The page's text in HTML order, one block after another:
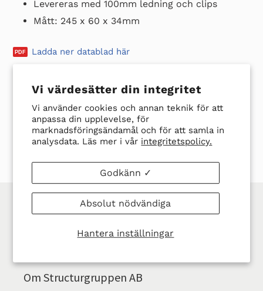
Vi värdesätter din integritet
Vi använder cookies och annan teknik för att
anpassa din upplevelse, för
marknadsföringsändamål och för att samla in
analysdata. Läs mer i vår integritetspolicy.
Hantera inställningar
Godkänn ✓
Absolut nödvändiga
Levereras med 100mm ledning och clips
Mått: 245 x 60 x 34mm
Ladda ner datablad här
DELADELA
PÅ
FACEBOOK
TWITTRATWITTRA
PÅ
TWITTER
SPARA
ALLA PRISER ÄR EXKL. MOMS
Om Structurgruppen AB